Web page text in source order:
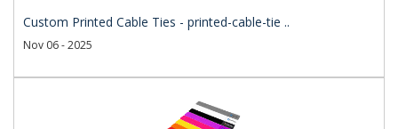
Custom Printed Cable Ties - printed-cable-tie ..
Nov 06 - 2025